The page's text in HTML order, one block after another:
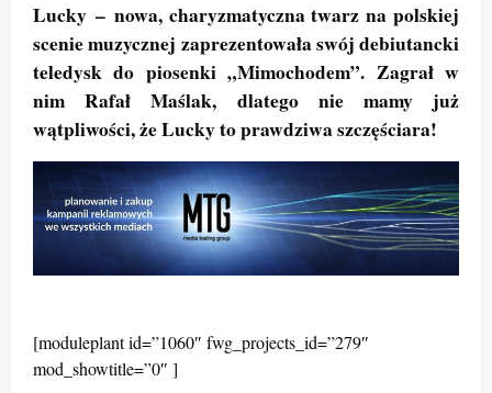
Lucky – nowa, charyzmatyczna twarz na polskiej
scenie muzycznej zaprezentowała swój debiutancki
teledysk do piosenki „Mimochodem”. Zagrał w
nim Rafał Maślak, dlatego nie mamy już
wątpliwości, że Lucky to prawdziwa szczęściara!
[moduleplant id=”1060″ fwg_projects_id=”279″
mod_showtitle=”0″ ]